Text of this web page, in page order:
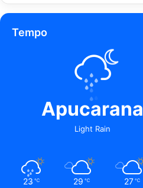
Tempo
Apucarana
Light Rain
23 ℃ 29 ℃ 27 ℃